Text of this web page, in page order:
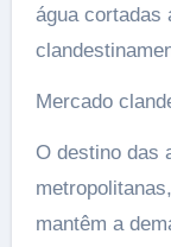
água cortadas
Mercado
O destino das
mantêm a